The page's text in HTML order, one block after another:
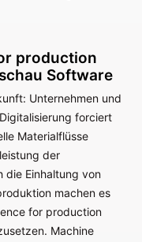
production
Software
Unternehmen und
forciert
Materialflüsse
der
die Einhaltung von
machen es
for production
Machine